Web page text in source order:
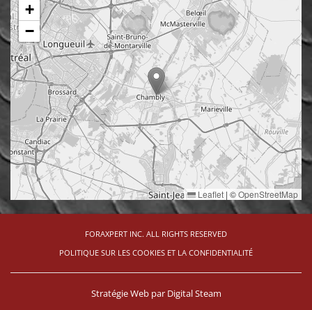
+
−
Leaflet | ©OpenStreetMap
FORAXPERT INC. ALL RIGHTS RESERVED
POLITIQUE SUR LES COOKIES ET LA CONFIDENTIALITÉ
Stratégie Web par Digital Steam